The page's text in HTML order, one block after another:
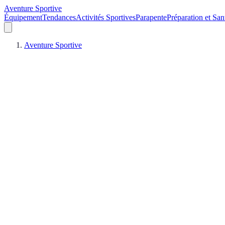
Aventure Sportive
ÉquipementTendancesActivités SportivesParapentePréparation et
Aventure Sportive